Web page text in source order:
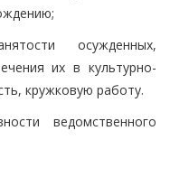
осужденных,
их в культурно-
кружковую работу.
ведомственного